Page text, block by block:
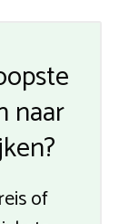
naar
of